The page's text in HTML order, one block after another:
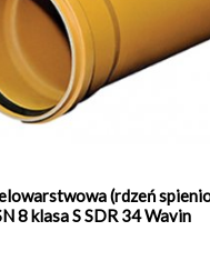
(rdzeń
8 klasa S SDR 34 Wavin